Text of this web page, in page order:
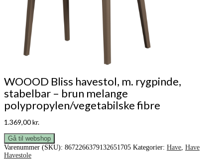
WOOOD Bliss havestol, m. rygpinde,
stabelbar – brun melange
polypropylen/vegetabilske fibre
1.369,00kr.
Gå til webshop
Varenummer (SKU): 8672266379132651705 Kategorier: Have, Have
Havestole